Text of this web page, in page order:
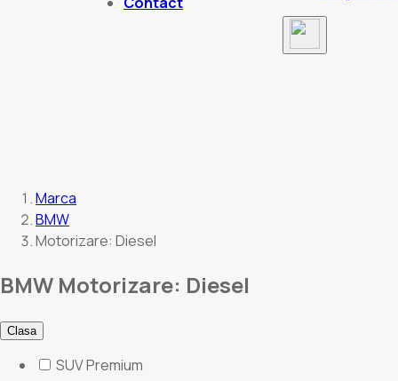
Marca
BMW
Motorizare: Diesel
BMW Motorizare: Diesel
Clasa
SUV Premium